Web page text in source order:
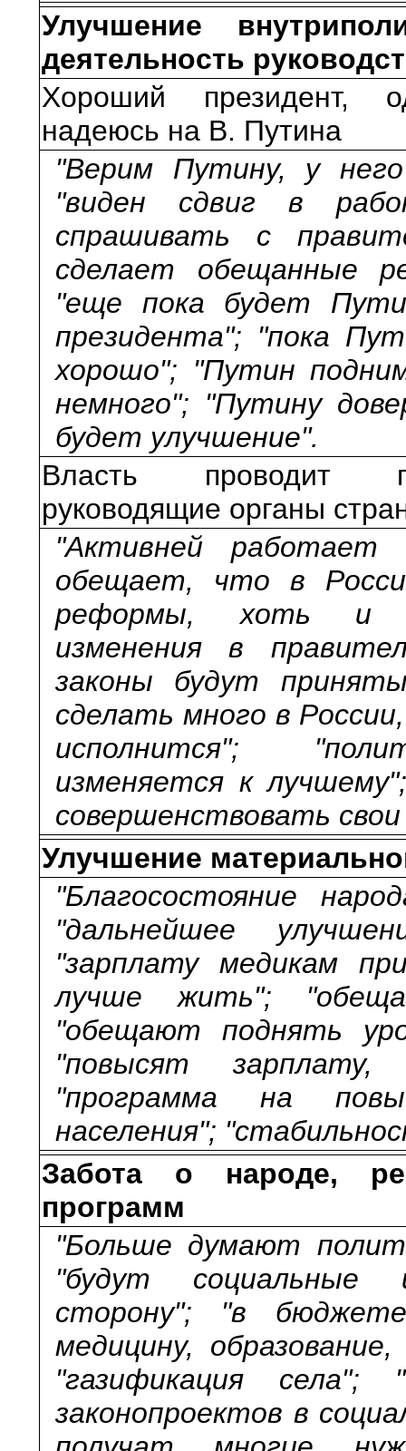
Улучшение
деятельность
Хороший президент,
надеюсь на В. Путина
"Верим Путину, у
"виден сдвиг в
спрашивать с
сделает обещанные
"еще пока будет
президента"; "пока
хорошо"; "Путин
немного"; "Путину
будет улучшение".
Власть проводит
руководящие органы
"Активней работает
обещает, что в
реформы, хоть и
изменения в
законы будут
сделать много в
исполнится";
изменяется к
совершенствовать
Улучшение
"Благосостояние
"дальнейшее
"зарплату медикам
лучше жить";
"обещают поднять
"повысят
"программа на
населения";
Забота о народе,
программ
"Больше думают
"будут
сторону"; "в
медицину,
"газификация села";
законопроектов в